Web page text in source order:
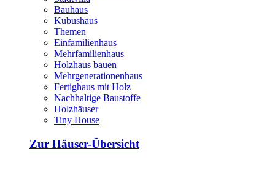
Bauhaus
Kubushaus
Themen
Einfamilienhaus
Mehrfamilienhaus
Holzhaus bauen
Mehrgenerationenhaus
Fertighaus mit Holz
Nachhaltige Baustoffe
Holzhäuser
Tiny House
Zur Häuser-Übersicht